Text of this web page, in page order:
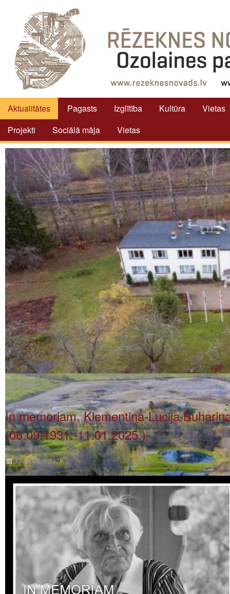
Aktualitātes Pagasts Izglītība Kultūra
Vietas
Projekti
Sociālā māja Vietas
In memoriam. Klementina-Lucija
(06.09.1931.-11.01.2025.)
13 Janvāris 2025